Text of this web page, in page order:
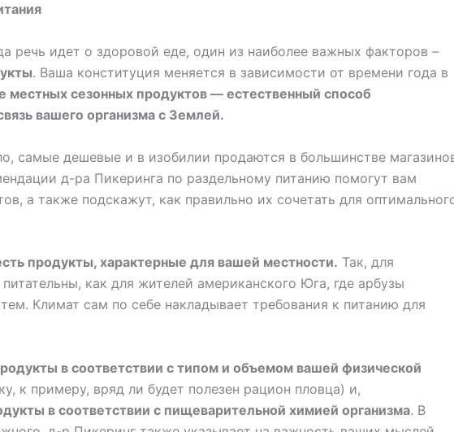
речь идет о здоровой еде, один из наиболее важных факторов –
. Ваша конституция меняется в зависимости от времени года в
местных сезонных продуктов — естественный способ
вашего организма с Землей.
самые дешевые и в изобилии продаются в большинстве
д-ра Пикеринга по раздельному питанию помогут вам
а также подскажут, как правильно их сочетать для
продукты, характерные для вашей местности. Так, для
как для жителей американского Юга, где арбузы
Климат сам по себе накладывает требования к питанию для
в соответствии с типом и объемом вашей физической
к примеру, вряд ли будет полезен рацион пловца) и,
в соответствии с пищеварительной химией организма. В